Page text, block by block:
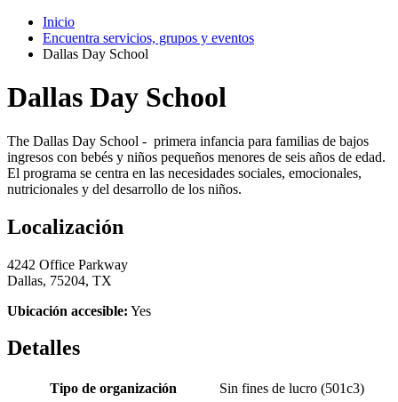
Inicio
Encuentra servicios, grupos y eventos
Dallas Day School
Dallas Day School
The Dallas Day School - primera infancia para familias de bajos
ingresos con bebés y niños pequeños menores de seis años de edad.
El programa se centra en las necesidades sociales, emocionales,
nutricionales y del desarrollo de los niños.
Localización
4242 Office Parkway
Dallas, 75204, TX
Ubicación accesible: Yes
Detalles
Tipo de organización
Sin fines de lucro (501c3)